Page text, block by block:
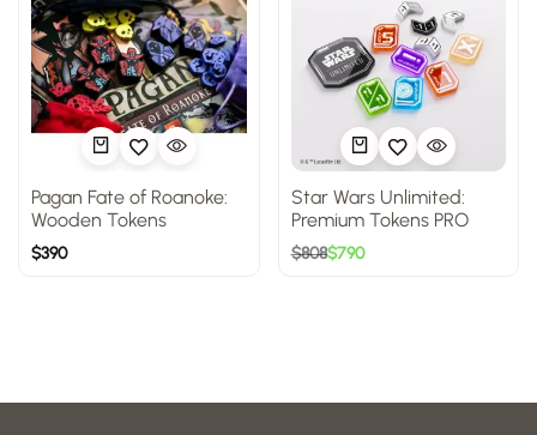
Pagan Fate of Roanoke:
Wooden Tokens
$390
Star Wars Unlimited:
Premium Tokens PRO
$808$790